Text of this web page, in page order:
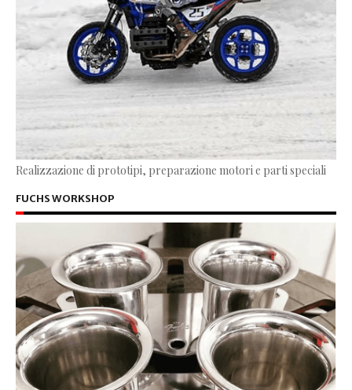
Realizzazione di prototipi, preparazione motori e parti speciali
FUCHS WORKSHOP